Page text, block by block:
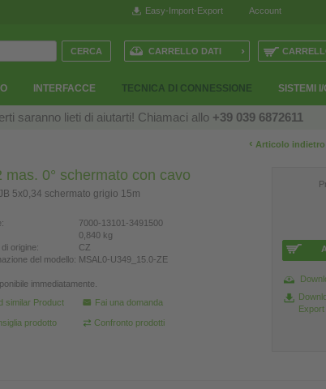
Account
Easy-Import-Export
INTERFACCE TECNICA DI CONNESSIONE SISTEMI I/
CARRELLO DATI ›
saranno lieti di aiutarti! Chiamaci allo +39 039 6872611
‹ Articolo indietro
mas. 0° schermato con cavo
5x0,34 schermato grigio 15m
7000-13101-3491500
0,840 kg
origine:
CZ
del modello: MSAL0-U349_15.0-ZE
immediatamente.
similar Product
Fai una domanda
prodotto Confronto prodotti
Export